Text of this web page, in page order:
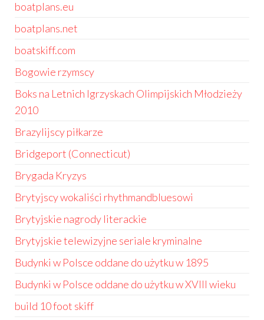
boatplans.eu
boatplans.net
boatskiff.com
Bogowie rzymscy
Boks na Letnich Igrzyskach Olimpijskich Młodzieży
2010
Brazylijscy piłkarze
Bridgeport (Connecticut)
Brygada Kryzys
Brytyjscy wokaliści rhythmandbluesowi
Brytyjskie nagrody literackie
Brytyjskie telewizyjne seriale kryminalne
Budynki w Polsce oddane do użytku w 1895
Budynki w Polsce oddane do użytku w XVIII wieku
build 10 foot skiff